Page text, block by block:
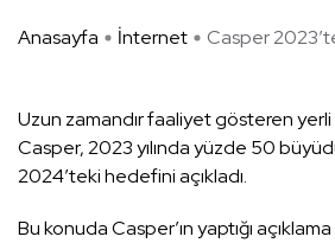
Anasayfa İnternet Casper
Uzun zamandır faaliyet gösteren
Casper, 2023 yılında yüzde 50
2024’teki hedefini açıkladı.
Bu konuda Casper’ın yaptığı